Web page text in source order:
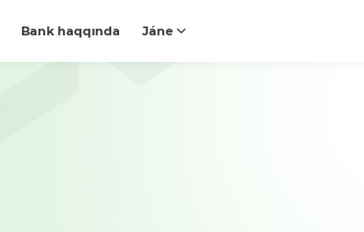
Bank haqqında Jáne